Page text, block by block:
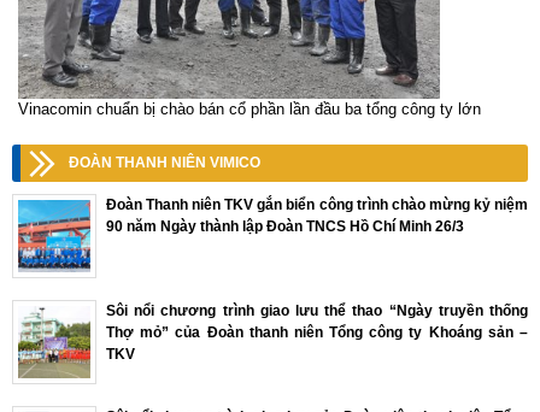
Vinacomin chuẩn bị chào bán cổ phần lần đầu ba tổng công ty lớn
ĐOÀN THANH NIÊN VIMICO
Đoàn Thanh niên TKV gắn biển công trình chào mừng kỷ niệm
90 năm Ngày thành lập Đoàn TNCS Hồ Chí Minh 26/3
Sôi nổi chương trình giao lưu thể thao “Ngày truyền thống
Thợ mỏ” của Đoàn thanh niên Tổng công ty Khoáng sản –
TKV